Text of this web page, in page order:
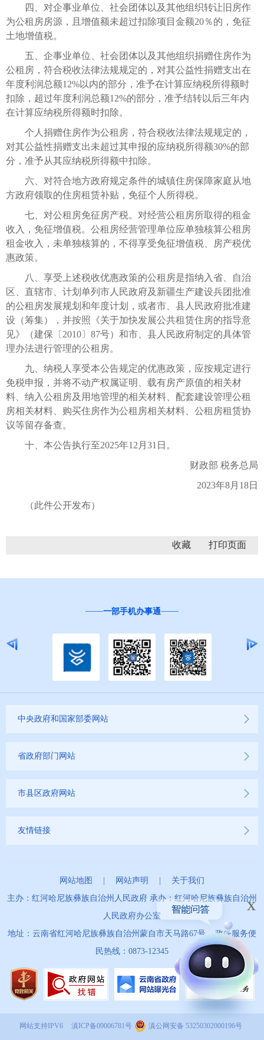
四、对企事业单位、社会团体以及其他组织转让旧房作
为公租房房源，且增值额未超过扣除项目金额20％的，免征
土地增值税。
五、企事业单位、社会团体以及其他组织捐赠住房作为
公租房，符合税收法律法规规定的，对其公益性捐赠支出在
年度利润总额12%以内的部分，准予在计算应纳税所得额时
扣除，超过年度利润总额12%的部分，准予结转以后三年内
在计算应纳税所得额时扣除。
个人捐赠住房作为公租房，符合税收法律法规规定的，
对其公益性捐赠支出未超过其申报的应纳税所得额30%的部
分，准予从其应纳税所得额中扣除。
六、对符合地方政府规定条件的城镇住房保障家庭从地
方政府领取的住房租赁补贴，免征个人所得税。
七、对公租房免征房产税。对经营公租房所取得的租金
收入，免征增值税。公租房经营管理单位应单独核算公租房
租金收入，未单独核算的，不得享受免征增值税、房产税优
惠政策。
八、享受上述税收优惠政策的公租房是指纳入省、自治
区、直辖市、计划单列市人民政府及新疆生产建设兵团批准
的公租房发展规划和年度计划，或者市、县人民政府批准建
设（筹集），并按照《关于加快发展公共租赁住房的指导意
见》（建保〔2010〕87号）和市、县人民政府制定的具体管
理办法进行管理的公租房。
九、纳税人享受本公告规定的优惠政策，应按规定进行
免税申报，并将不动产权属证明、载有房产原值的相关材
料、纳入公租房及用地管理的相关材料、配套建设管理公租
房相关材料、购买住房作为公租房相关材料、公租房租赁协
议等留存备查。
十、本公告执行至2025年12月31日。
财政部 税务总局
2023年8月18日
（此件公开发布）
收藏
一部手机办事通
中央政府和国家部委网站
省政府部门网站
市县区政府网站
友情链接
网站地图 网站声明
关于我们
主办：红河哈尼族彝族自治州人民政府 承办：红河哈尼族彝族自治州
人民政府办公室
地址：云南省红河哈尼族彝族自治州蒙自市天马路67号 政务服务便
民热线：0873-12345
x
网站支持IPV6 滇ICP备09006781号 滇公网安备 53250302000196号